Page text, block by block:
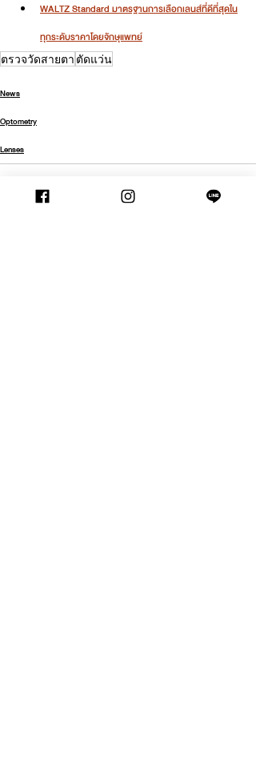
WALTZ Standard มาตรฐานการเลือกเลนส์ที่ดีที่สุดใน
ทุกระดับราคาโดยจักษุแพทย์
ตรวจวัดสายตา ตัดแว่น
News
Optometry
Lenses